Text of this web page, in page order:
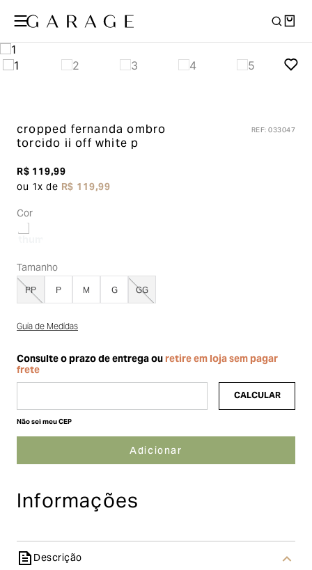
cropped fernanda ombro
torcido ii off white p
REF:033047
R$119,99
ou 1x de R$ 119,99
Cor
Tamanho
PP P M G GG
Guia de Medidas
Não sei meu CEP
Informações
Descrição